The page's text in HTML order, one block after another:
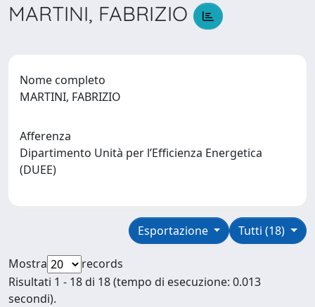
MARTINI, FABRIZIO
Nome completo
MARTINI, FABRIZIO
Afferenza
Dipartimento Unità per l’Efficienza Energetica
(DUEE)
Tutti (18)
Esportazione
Mostra
records
Risultati 1 - 18 di 18 (tempo di esecuzione: 0.013
secondi).